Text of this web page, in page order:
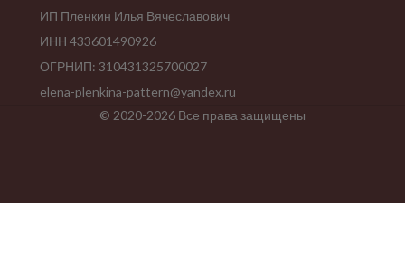
ИП Пленкин Илья Вячеславович
ИНН 433601490926
ОГРНИП: 310431325700027
elena-plenkina-pattern@yandex.ru
© 2020-2026 Все права защищены